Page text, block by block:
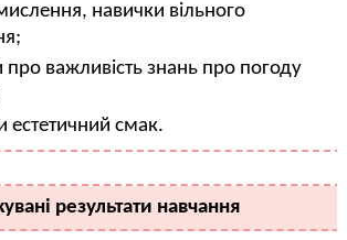
навички вільного
про важливість знань про погоду
естетичний смак.
результати навчання